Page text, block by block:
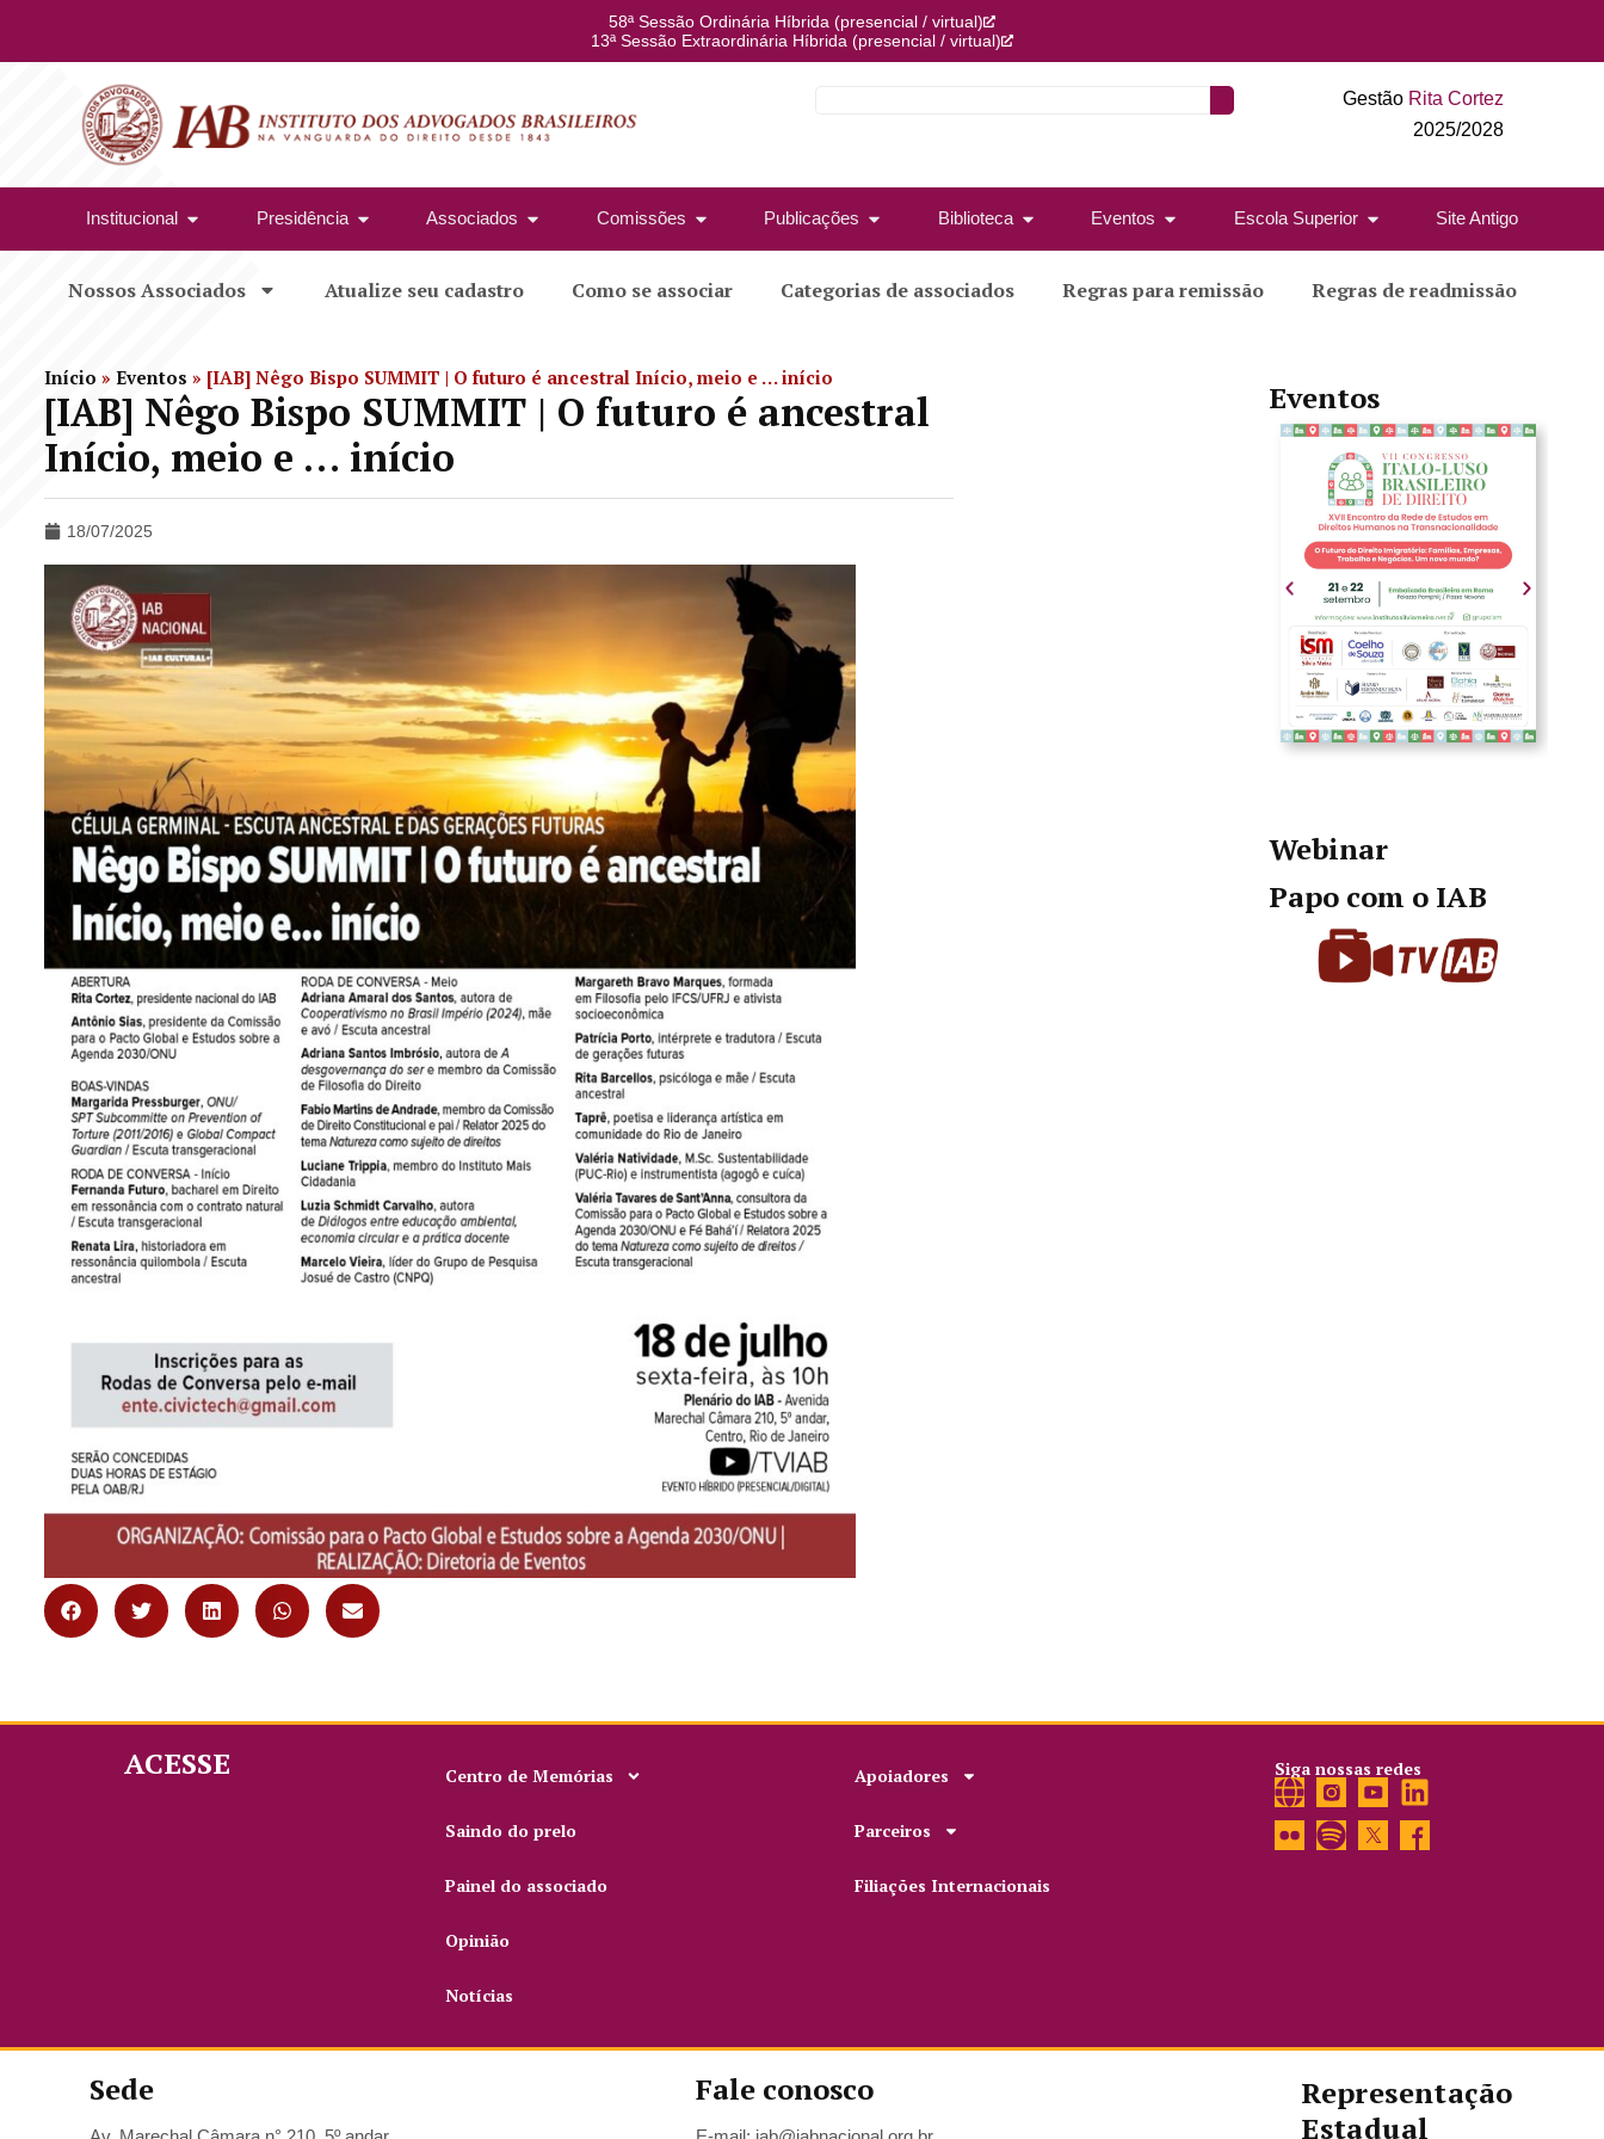
58ª Sessão Ordinária Híbrida (presencial / virtual)
13ª Sessão Extraordinária Híbrida (presencial / virtual)
Gestão Rita Cortez
2025/2028
Institucional Presidência Associados Comissões Publicações Biblioteca Eventos Escola Superior Site Antigo
Nossos Associados Atualize seu cadastro Como se associar Categorias de associados Regras para remissão Regras de readmissão
Início » Eventos » [IAB] Nêgo Bispo SUMMIT | O futuro é ancestral Início, meio e … início
[IAB] Nêgo Bispo SUMMIT | O futuro é ancestral
Início, meio e … início
18/07/2025
Eventos
Webinar
Papo com o IAB
ACESSE Centro de Memórias
Saindo do prelo
Painel do associado
Opinião
Notícias
Apoiadores
Parceiros
Filiações Internacionais
Siga nossas redes
Sede Fale conosco
Representação
Estadual